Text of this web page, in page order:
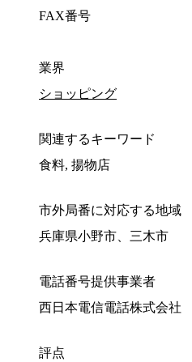
FAX番号
業界
ショッピング
関連するキーワード
食料, 揚物店
市外局番に対応する地域
兵庫県小野市、三木市
電話番号提供事業者
西日本電信電話株式会社
評点